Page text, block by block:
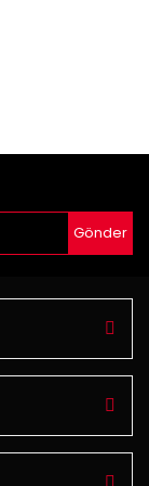
Gönder